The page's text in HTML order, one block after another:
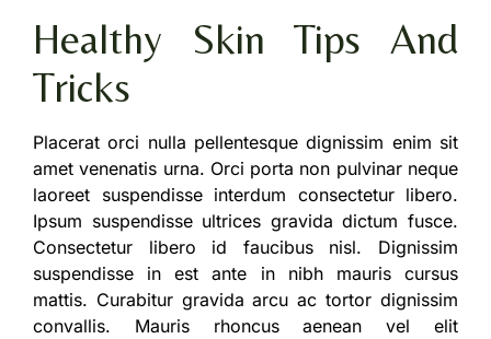
Healthy Skin Tips And
Tricks
Placerat orci nulla pellentesque dignissim enim sit
amet venenatis urna. Orci porta non pulvinar neque
laoreet suspendisse interdum consectetur libero.
Ipsum suspendisse ultrices gravida dictum fusce.
Consectetur libero id faucibus nisl. Dignissim
suspendisse in est ante in nibh mauris cursus
mattis. Curabitur gravida arcu ac tortor dignissim
convallis. Mauris rhoncus aenean vel elit